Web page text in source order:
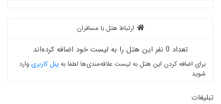
ارتباط هتل با مسافران
تعداد 0 نفر این هتل را به لیست خود اضافه کرده‌اند
برای اضافه کردن این هتل به لیست علاقه‌مندی‌ها لطفا بهپنل کاربری وارد
شوید
تبلیغات